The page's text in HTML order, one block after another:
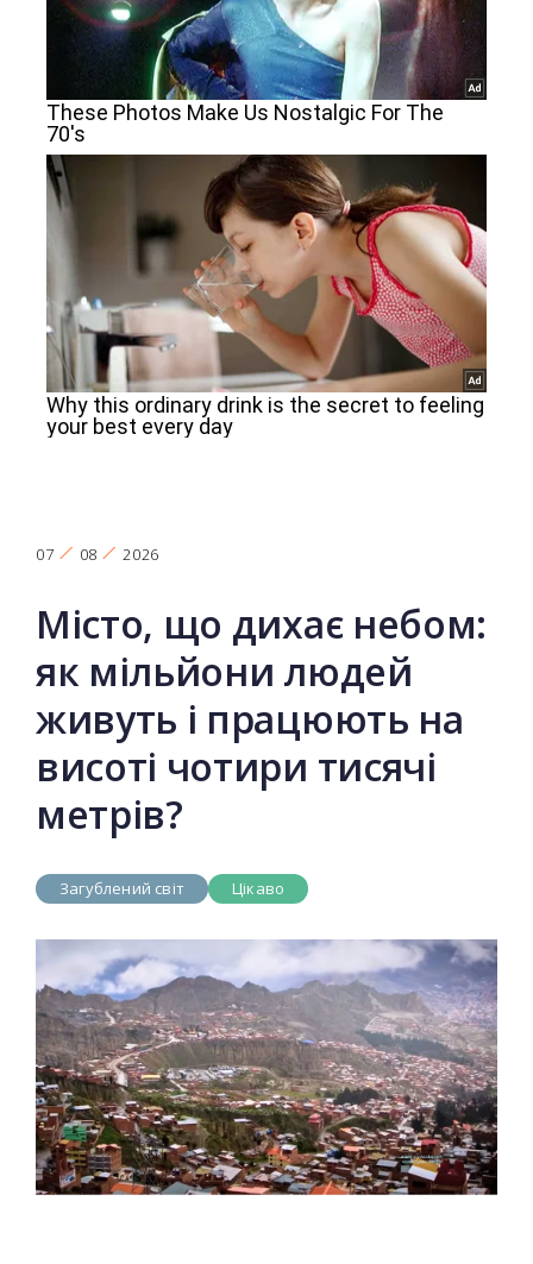
07 08 2026
Місто, що дихає небом:
як мільйони людей
живуть і працюють на
висоті чотири тисячі
метрів?
Загублений світ Цікаво